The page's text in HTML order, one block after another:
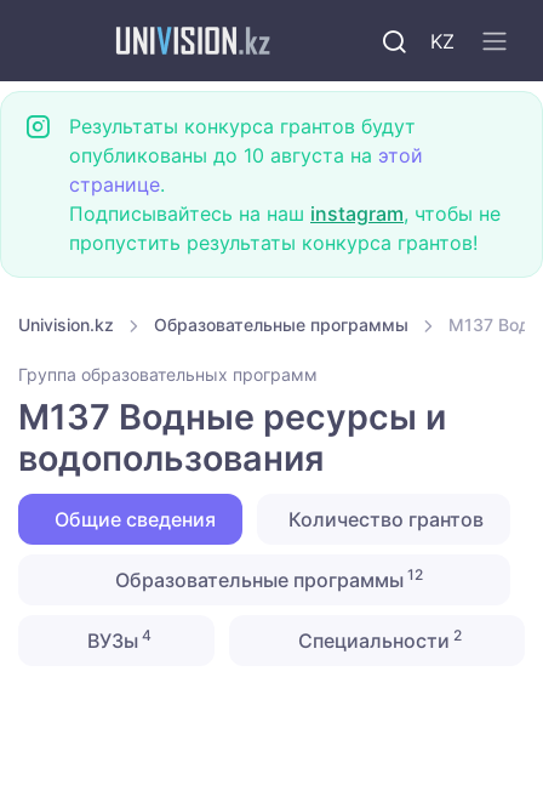
KZ
Результаты конкурса грантов будут
опубликованы до 10 августа на этой
странице.
Подписывайтесь на наш instagram, чтобы не
пропустить результаты конкурса грантов!
Univision.kz Образовательные программы M137
Группа образовательных программ
M137 Водные ресурсы и
водопользования
Общие сведения Количество грантов
Образовательные программы 12
ВУЗы4 Специальности 2